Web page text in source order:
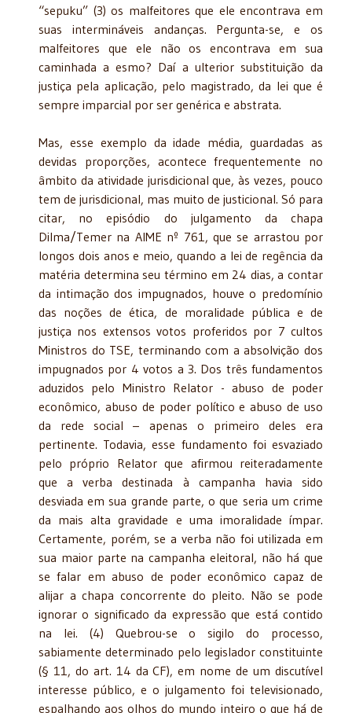
“sepuku” (3) os malfeitores que ele encontrava em
suas intermináveis andanças. Pergunta-se, e os
malfeitores que ele não os encontrava em sua
caminhada a esmo? Daí a ulterior substituição da
justiça pela aplicação, pelo magistrado, da lei que é
sempre imparcial por ser genérica e abstrata.
Mas, esse exemplo da idade média, guardadas as
devidas proporções, acontece frequentemente no
âmbito da atividade jurisdicional que, às vezes, pouco
tem de jurisdicional, mas muito de justicional. Só para
citar, no episódio do julgamento da chapa
Dilma/Temer na AIME nº 761, que se arrastou por
longos dois anos e meio, quando a lei de regência da
matéria determina seu término em 24 dias, a contar
da intimação dos impugnados, houve o predomínio
das noções de ética, de moralidade pública e de
justiça nos extensos votos proferidos por 7 cultos
Ministros do TSE, terminando com a absolvição dos
impugnados por 4 votos a 3. Dos três fundamentos
aduzidos pelo Ministro Relator - abuso de poder
econômico, abuso de poder político e abuso de uso
da rede social – apenas o primeiro deles era
pertinente. Todavia, esse fundamento foi esvaziado
pelo próprio Relator que afirmou reiteradamente
que a verba destinada à campanha havia sido
desviada em sua grande parte, o que seria um crime
da mais alta gravidade e uma imoralidade ímpar.
Certamente, porém, se a verba não foi utilizada em
sua maior parte na campanha eleitoral, não há que
se falar em abuso de poder econômico capaz de
alijar a chapa concorrente do pleito. Não se pode
ignorar o significado da expressão que está contido
na lei. (4) Quebrou-se o sigilo do processo,
sabiamente determinado pelo legislador constituinte
(§ 11, do art. 14 da CF), em nome de um discutível
interesse público, e o julgamento foi televisionado,
espalhando aos olhos do mundo inteiro o que há de